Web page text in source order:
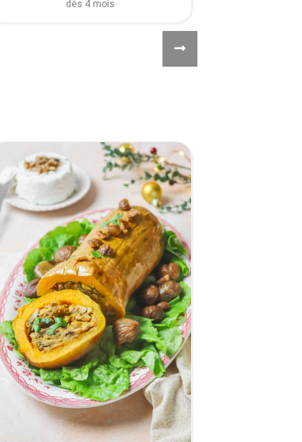
dès 4 mois